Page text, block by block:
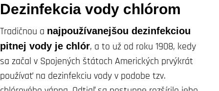
Dezinfekcia vody chlórom
Tradičnou a najpoužívanejšou dezinfekciou
pitnej vody je chlór, a to už od roku 1908, kedy
sa začal v Spojených štátoch Amerických prvýkrát
používať na dezinfekciu vody v podobe tzv.